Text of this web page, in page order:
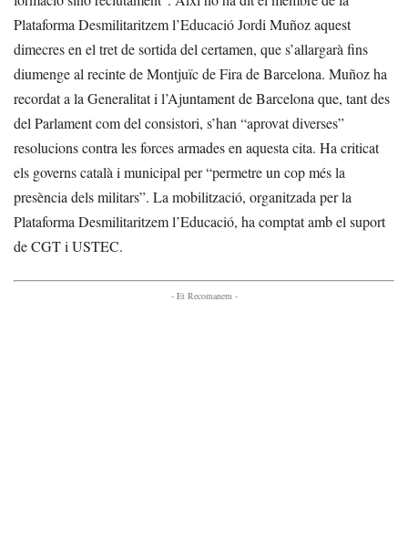
Plataforma Desmilitaritzem l’Educació Jordi Muñoz aquest
dimecres en el tret de sortida del certamen, que s’allargarà fins
diumenge al recinte de Montjuïc de Fira de Barcelona. Muñoz ha
recordat a la Generalitat i l’Ajuntament de Barcelona que, tant des
del Parlament com del consistori, s’han “aprovat diverses”
resolucions contra les forces armades en aquesta cita. Ha criticat
els governs català i municipal per “permetre un cop més la
presència dels militars”. La mobilització, organitzada per la
Plataforma Desmilitaritzem l’Educació, ha comptat amb el suport
de CGT i USTEC.
- Et Recomanem -